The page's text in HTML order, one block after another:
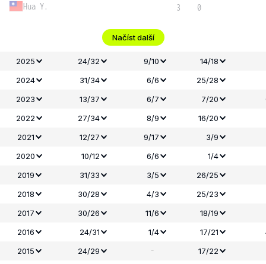
Hua Y.
3
0
Načíst další
2025 24/32 9/10
14/18
2024
31/34 6/6
25/28
2023
13/37 6/7 7/20
2022
27/34 8/9 16/20
2021
12/27 9/17
3/9
2020
10/12 6/6
1/4
2019
31/33 3/5 26/25
2018
30/28 4/3
25/23
2017
30/26 11/6
18/19
2016
24/31 1/4 17/21
2015
24/29 - 17/22